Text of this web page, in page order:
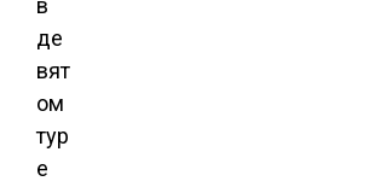
в
де
вят
ом
тур
е